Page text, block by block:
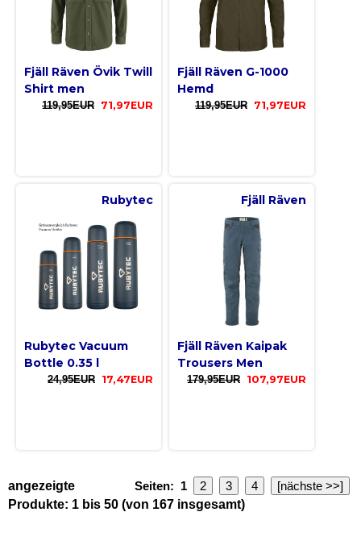
Fjäll Räven Övik Twill
Shirt men
119,95EUR 71,97EUR
Fjäll Räven G-1000
Hemd
119,95EUR 71,97EUR
Rubytec
Rubytec Vacuum
Bottle 0.35 l
24,95EUR 17,47EUR
Fjäll Räven
Fjäll Räven Kaipak
Trousers Men
179,95EUR 107,97EUR
Seiten: 1 2 3 4 [nächste >>]
angezeigte
Produkte: 1 bis 50 (von 167 insgesamt)